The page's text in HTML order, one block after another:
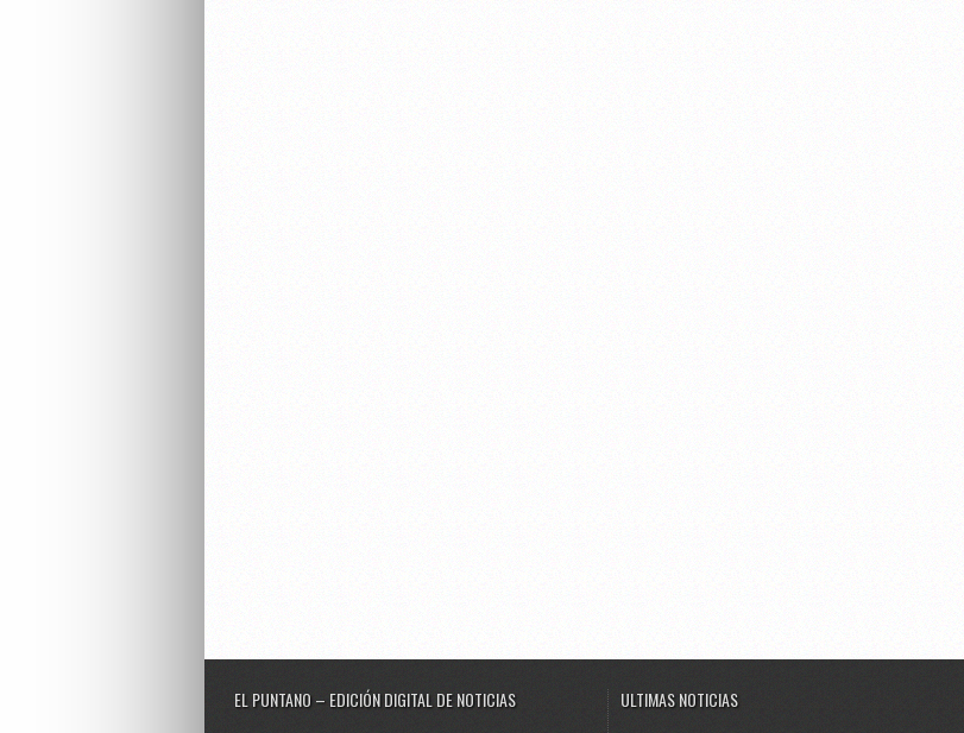
EL PUNTANO – EDICIÓN DIGITAL DE NOTICIAS ULTIMAS NOTICIAS